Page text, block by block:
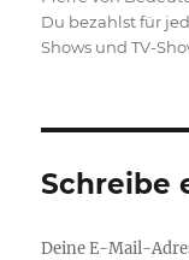
Du bezahlst für
Shows und TV-
Schreibe
Deine E-Mail-